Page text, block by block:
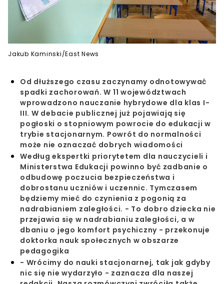
Jakub Kaminski/East News
Od dłuższego czasu zaczynamy odnotowywać
spadki zachorowań. W 11 województwach
wprowadzono nauczanie hybrydowe dla klas I-
III. W debacie publicznej już pojawiają się
pogłoski o stopniowym powrocie do edukacji w
trybie stacjonarnym. Powrót do normalności
może nie oznaczać dobrych wiadomości
Według ekspertki priorytetem dla nauczycieli i
Ministerstwa Edukacji powinno być zadbanie o
odbudowę poczucia bezpieczeństwa i
dobrostanu uczniów i uczennic. Tymczasem
będziemy mieć do czynienia z pogonią za
nadrabianiem zaległości. - To dobro dziecka nie
przejawia się w nadrabianiu zaległości, a w
dbaniu o jego komfort psychiczny - przekonuje
doktorka nauk społecznych w obszarze
pedagogika
- Wrócimy do nauki stacjonarnej, tak jak gdyby
nic się nie wydarzyło - zaznacza dla naszej